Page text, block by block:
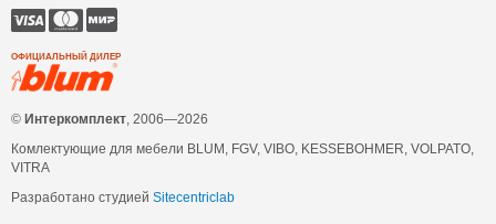
ОФИЦИАЛЬНЫЙ ДИЛЕР
© Интеркомплект , 2006—2026
Комлектующие для мебели BLUM, FGV, VIBO, KESSEBOHMER, VOLPATO,
VITRA
Разработано студией Sitecentriclab